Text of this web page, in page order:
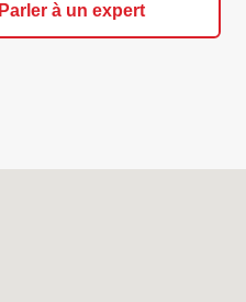
Parler à un expert